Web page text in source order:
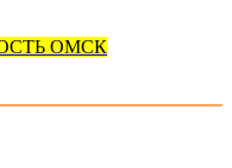
ОМСК